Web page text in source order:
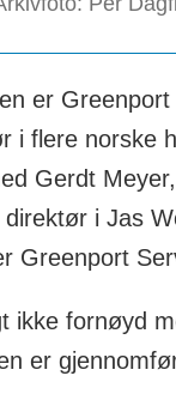
er
i flere norske
Gerdt
i Jas
Greenport
ikke fornøyd
er